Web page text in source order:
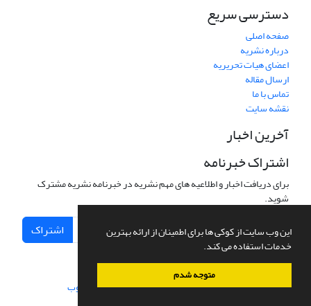
این وب سایت از کوکی ها برای اطمینان از ارائه بهترین
خدمات استفاده می کند.
متوجه شدم
دسترسی سریع
صفحه اصلی
درباره نشریه
اعضای هیات تحریریه
ارسال مقاله
تماس با ما
نقشه سایت
آخرین اخبار
اشتراک خبرنامه
برای دریافت اخبار و اطلاعیه های مهم نشریه در خبرنامه نشریه مشترک
شوید.
اشتراک
سامانه مدیریت نشریات علمی.طراحی و پیاده سازی از سیناوب